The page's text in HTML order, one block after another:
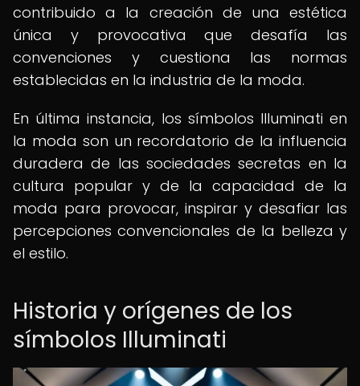
contribuido a la creación de una estética
única y provocativa que desafía las
convenciones y cuestiona las normas
establecidas en la industria de la moda.
En última instancia, los símbolos Illuminati en
la moda son un recordatorio de la influencia
duradera de las sociedades secretas en la
cultura popular y de la capacidad de la
moda para provocar, inspirar y desafiar las
percepciones convencionales de la belleza y
el estilo.
Historia y orígenes de los
símbolos Illuminati